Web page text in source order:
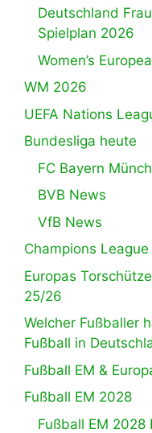
Deutschland
Spielplan 2026
Women’s
WM 2026
UEFA Nations
Bundesliga heute
FC Bayern
BVB News
VfB News
Champions
Europas
25/26
Welcher Fußballer
Fußball in
Fußball EM &
Fußball EM 2028
Fußball EM 2028